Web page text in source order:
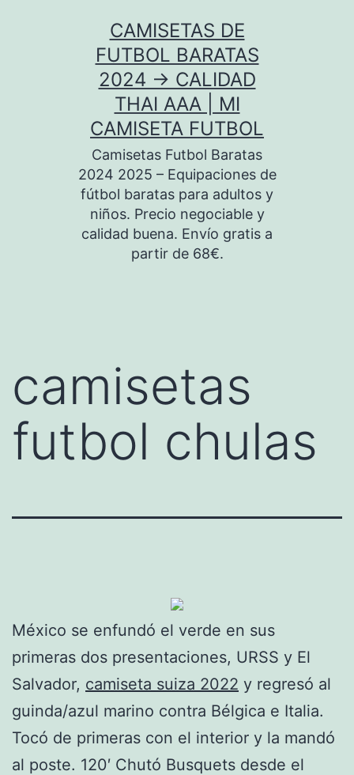
CAMISETAS DE
FUTBOL BARATAS
2024 → CALIDAD
THAI AAA | MI
CAMISETA FUTBOL
Camisetas Futbol Baratas
2024 2025 – Equipaciones de
fútbol baratas para adultos y
niños. Precio negociable y
calidad buena. Envío gratis a
partir de 68€.
camisetas
futbol chulas
México se enfundó el verde en sus
primeras dos presentaciones, URSS y El
Salvador, camiseta suiza 2022 y regresó al
guinda/azul marino contra Bélgica e Italia.
Tocó de primeras con el interior y la mandó
al poste. 120′ Chutó Busquets desde el